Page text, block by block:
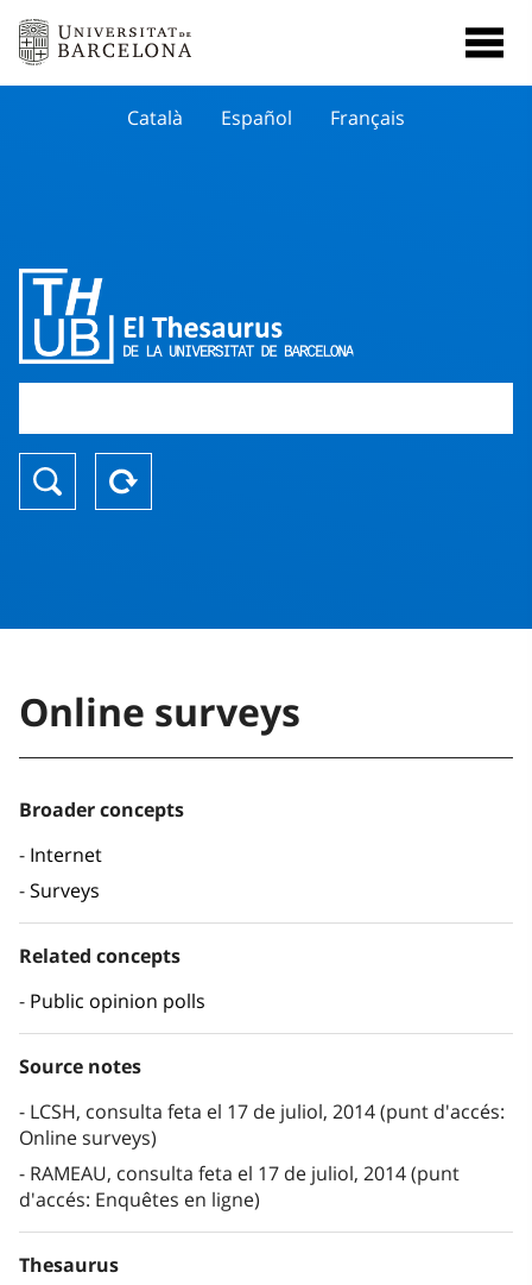
Català Español Français
Online surveys
Broader concepts
Internet
Surveys
Related concepts
Public opinion polls
Source notes
LCSH, consulta feta el 17 de juliol, 2014 (punt d'accés:
Online surveys)
RAMEAU, consulta feta el 17 de juliol, 2014 (punt
d'accés: Enquêtes en ligne)
Thesaurus